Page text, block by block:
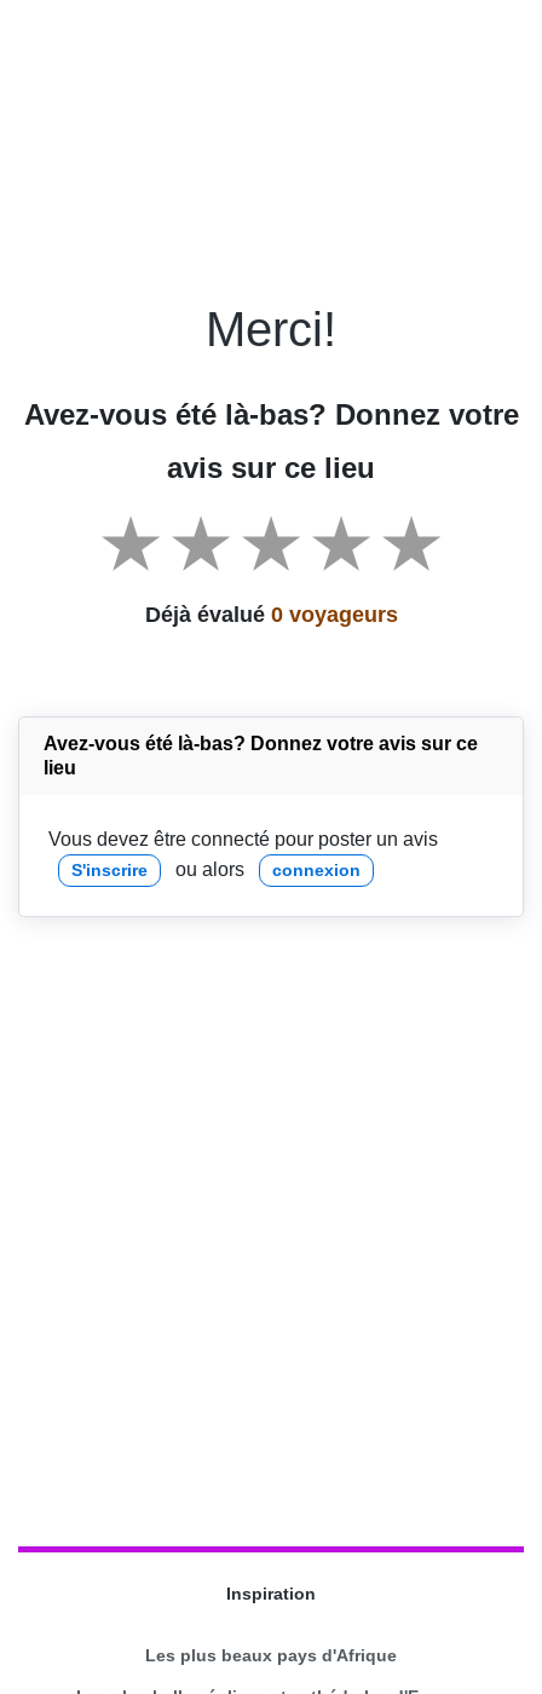
Merci!
Avez-vous été là-bas? Donnez votre
avis sur ce lieu
Déjà évalué 0 voyageurs
Avez-vous été là-bas? Donnez votre avis sur ce
lieu
Vous devez être connecté pour poster un avis
S'inscrire ou alors connexion
Inspiration
Les plus beaux pays d'Afrique